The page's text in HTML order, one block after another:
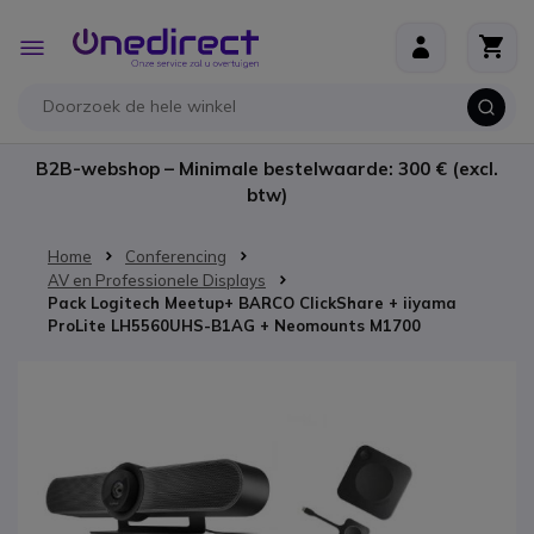
Toggle
Nav
B2B-webshop – Minimale bestelwaarde: 300 € (excl.
btw)
Home
Conferencing
AV en Professionele Displays
Pack Logitech Meetup+ BARCO ClickShare + iiyama
ProLite LH5560UHS-B1AG + Neomounts M1700